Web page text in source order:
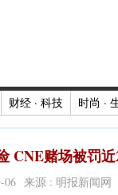
财经 · 科技 时尚 ·
CNE赌场被罚
06 来源 : 明报新闻网